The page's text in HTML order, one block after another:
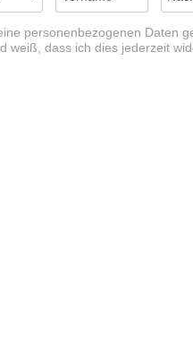
personenbezogenen Daten
weiß, dass ich dies jederzeit